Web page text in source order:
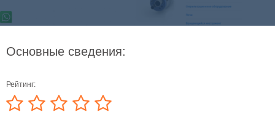
Основные сведения:
Рейтинг: